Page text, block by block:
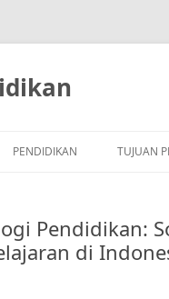
PENDIDIKAN TUJUAN
Pendidikan:
di